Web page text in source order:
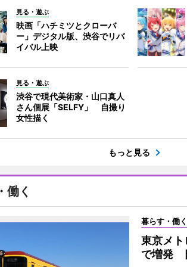
見る・遊ぶ
映画「ハチミツとクローバ
ー」デジタル版、渋谷でリバ
イバル上映
見る・遊ぶ
渋谷で現代美術家・山口真人
さん個展「SELFY」 自撮り
女性描く
もっと見る
働く
暮らす・働く
東京メト
で増発